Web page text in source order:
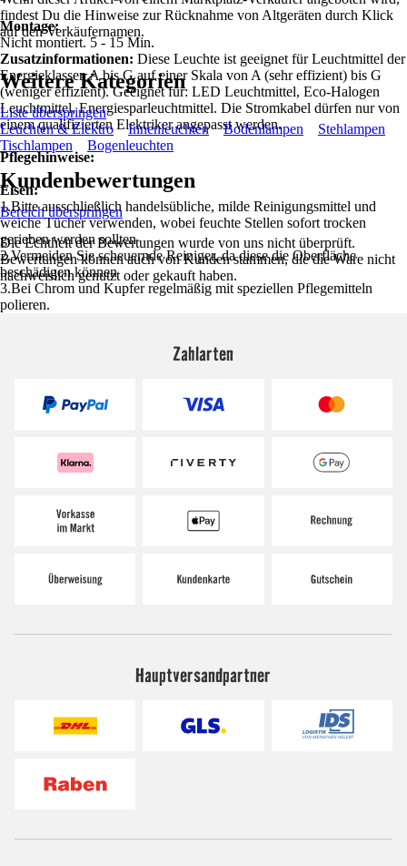
Montage:
Nicht montiert. 5 - 15 Min.
Zusatzinformationen: Diese Leuchte ist geeignet für Leuchtmittel der
Energieklassen A bis G auf einer Skala von A (sehr effizient) bis G
(weniger effizient). Geeignet für: LED Leuchtmittel, Eco-Halogen
Leuchtmittel, Energiesparleuchtmittel. Die Stromkabel dürfen nur von
einem qualifizierten Elektriker angepasst werden.
Pflegehinweise:
Eisen:
1.Bitte ausschließlich handelsübliche, milde Reinigungsmittel und
weiche Tücher verwenden, wobei feuchte Stellen sofort trocken
gerieben werden sollten
2.Vermeiden Sie scheuernde Reiniger, da diese die Oberfläche
beschädigen können
3.Bei Chrom und Kupfer regelmäßig mit speziellen Pflegemitteln
polieren.
findest Du die Hinweise zur Rücknahme von Altgeräten durch Klick
auf den Verkäufernamen.
Weitere Kategorien
Liste überspringen
Leuchten & Elektro
Innenleuchten Bodenlampen
Stehlampen
Tischlampen
Bogenleuchten
Kundenbewertungen
Bereich überspringen
Die Echtheit der Bewertungen wurde von uns nicht überprüft.
Bewertungen können auch von Kunden stammen, die die Ware nicht
nachweislich genutzt oder gekauft haben.
Zahlarten
Hauptversandpartner